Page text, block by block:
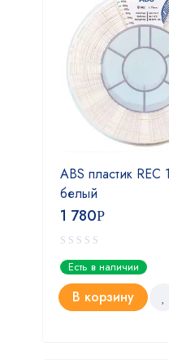
ABS пластик REC
белый
1 780Р
Есть в наличии
В корзину